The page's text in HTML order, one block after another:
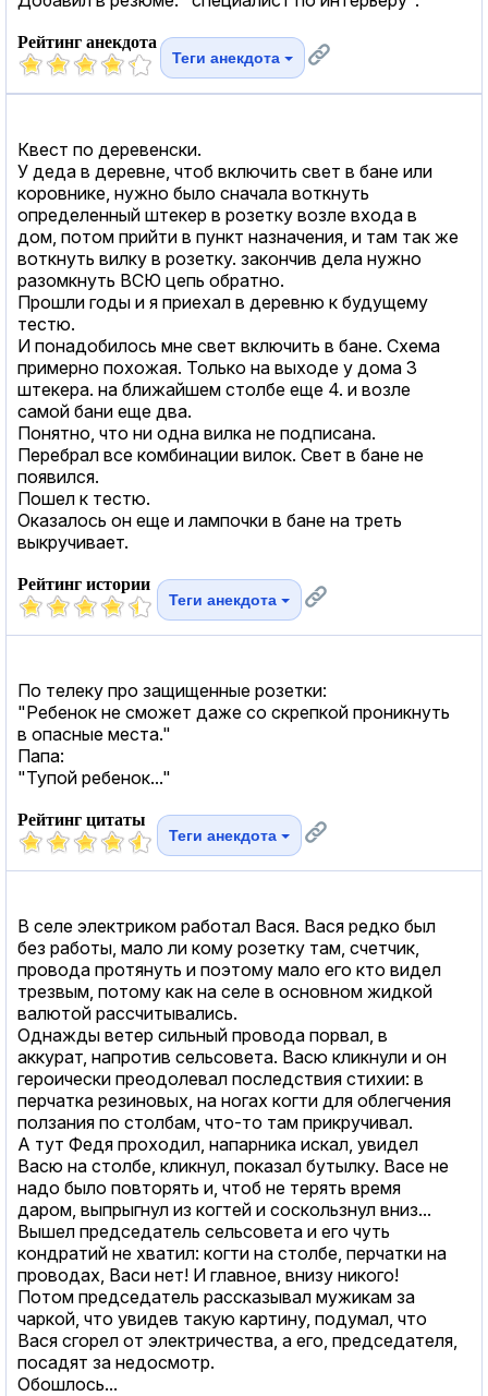
Рейтинг анекдота
Теги анекдота
Квест по деревенски.
У деда в деревне, чтоб включить свет в бане или
коровнике, нужно было сначала воткнуть
определенный штекер в розетку возле входа в
дом, потом прийти в пункт назначения, и там так же
воткнуть вилку в розетку. закончив дела нужно
разомкнуть ВСЮ цепь обратно.
Прошли годы и я приехал в деревню к будущему
тестю.
И понадобилось мне свет включить в бане. Схема
примерно похожая. Только на выходе у дома 3
штекера. на ближайшем столбе еще 4. и возле
самой бани еще два.
Понятно, что ни одна вилка не подписана.
Перебрал все комбинации вилок. Свет в бане не
появился.
Пошел к тестю.
Оказалось он еще и лампочки в бане на треть
выкручивает.
Рейтинг истории
Теги анекдота
По телеку про защищенные розетки:
"Ребенок не сможет даже со скрепкой проникнуть
в опасные места."
Папа:
"Тупой ребенок..."
Рейтинг цитаты
Теги анекдота
В селе электриком работал Вася. Вася редко был
без работы, мало ли кому розетку там, счетчик,
провода протянуть и поэтому мало его кто видел
трезвым, потому как на селе в основном жидкой
валютой рассчитывались.
Однажды ветер сильный провода порвал, в
аккурат, напротив сельсовета. Васю кликнули и он
героически преодолевал последствия стихии: в
перчатка резиновых, на ногах когти для облегчения
ползания по столбам, что-то там прикручивал.
А тут Федя проходил, напарника искал, увидел
Васю на столбе, кликнул, показал бутылку. Васе не
надо было повторять и, чтоб не терять время
даром, выпрыгнул из когтей и соскользнул вниз...
Вышел председатель сельсовета и его чуть
кондратий не хватил: когти на столбе, перчатки на
проводах, Васи нет! И главное, внизу никого!
Потом председатель рассказывал мужикам за
чаркой, что увидев такую картину, подумал, что
Вася сгорел от электричества, а его, председателя,
посадят за недосмотр.
Обошлось...